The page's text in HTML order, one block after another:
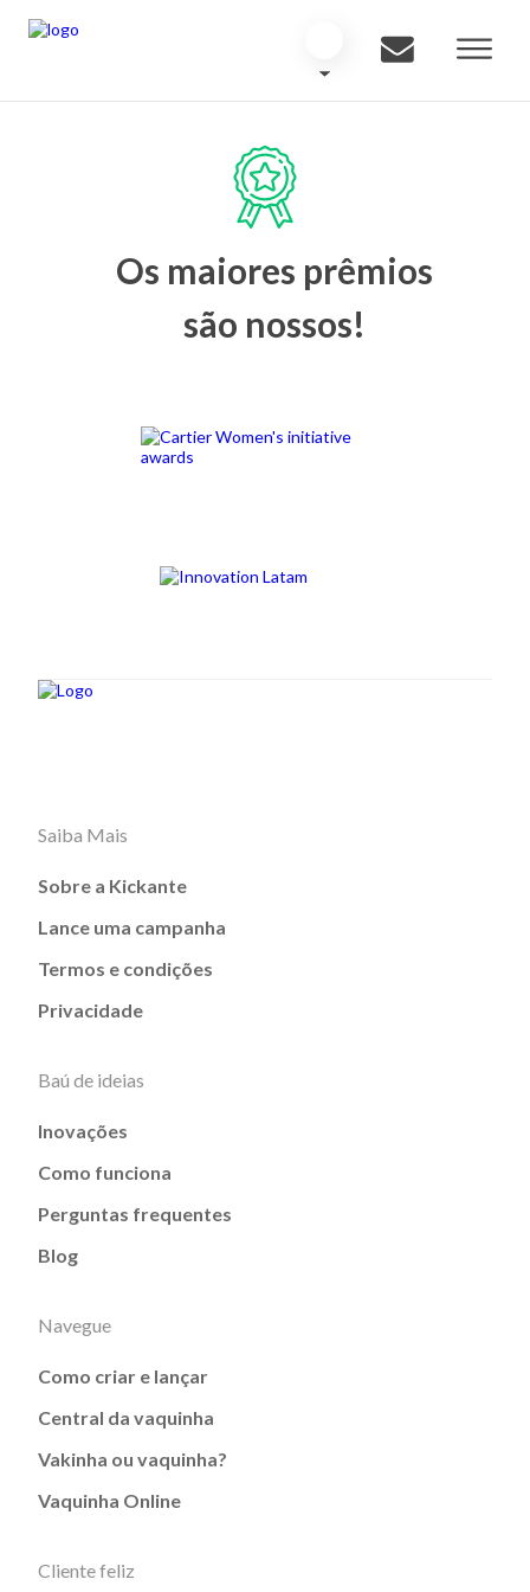
Os maiores prêmios
são nossos!
Saiba Mais
Sobre a Kickante
Lance uma campanha
Termos e condições
Privacidade
Baú de ideias
Inovações
Como funciona
Perguntas frequentes
Blog
Navegue
Como criar e lançar
Central da vaquinha
Vakinha ou vaquinha?
Vaquinha Online
Cliente feliz